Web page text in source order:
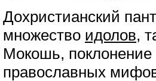
Дохристианский
множество идолов,
Мокошь, поклонение
православных